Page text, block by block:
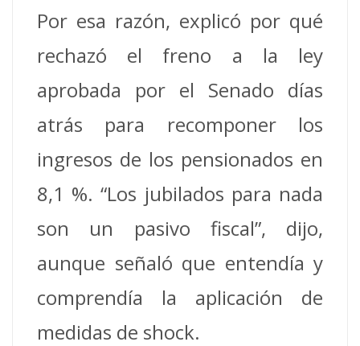
Por esa razón, explicó por qué
rechazó el freno a la ley
aprobada por el Senado días
atrás para recomponer los
ingresos de los pensionados en
8,1 %. “Los jubilados para nada
son un pasivo fiscal”, dijo,
aunque señaló que entendía y
comprendía la aplicación de
medidas de shock.